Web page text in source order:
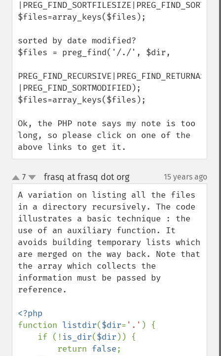
$files=array_keys($files);
sorted by date modified?
$files = preg_find('/./', $dir,
PREG_FIND_RECURSIVE|PREG_FIND_RETURNASSOC
|PREG_FIND_SORTMODIFIED);
$files=array_keys($files);
Ok, the PHP note says my note is too
long, so please click on one of the
above links to get it.
up
down
7 frasq at frasq dot org¶ 15 years ago
A variation on listing all the files
in a directory recursively. The code
illustrates a basic technique : the
use of an auxiliary function. It
avoids building temporary lists which
are merged on the way back. Note that
the array which collects the
information must be passed by
reference.
function listdir($dir= '.' ) {
    if (!
is_dir($dir )) {
        return
false;